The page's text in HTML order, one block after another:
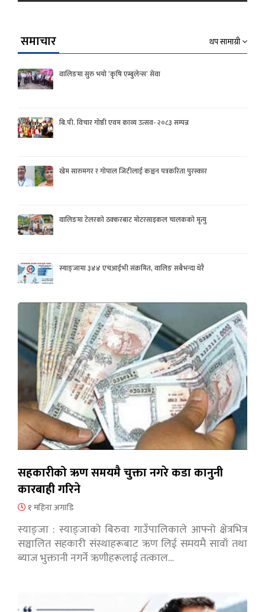
समाचार थप सामाग्री
वालिङमा सुरु भयो ‘कृषि एम्बुलेन्स’ सेवा
बि.पी. विचार गोष्ठी एवम काव्य उत्सव- २०८३ सम्पन्न
खेम सारुमगर र गोपाल जिटीलाई कञ्चन पत्रकरिता पुरस्कार
वालिङमा टेलरको ठक्करबाट मोटरसाइकल चालकको मृत्यु
स्याङ्जामा ३४४ एचआईभी संक्रमित, वालिङ सबैभन्दा धेरै
सहकारीको ऋण समयमै चुक्ता नगरे कडा कानुनी
कारबाही गरिने
१ महिना अगाडि
स्याङ्जा : स्याङ्जाको बिरुवा गाउँपालिकाले आफ्नो क्षेत्रभित्र
सञ्चालित सहकारी संस्थाहरूबाट ऋण लिई समयमै सावाँ तथा
ब्याज भुक्तानी नगर्ने ऋणीहरूलाई तत्काल…